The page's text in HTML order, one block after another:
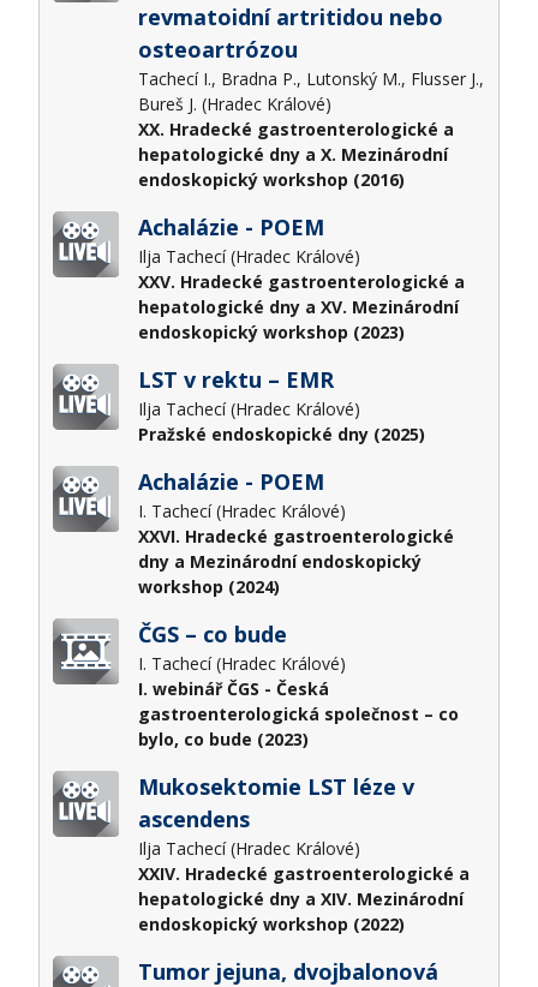
revmatoidní artritidou nebo
osteoartrózou
Tachecí I., Bradna P., Lutonský M., Flusser J.,
Bureš J. (Hradec Králové)
XX. Hradecké gastroenterologické a
hepatologické dny a X. Mezinárodní
endoskopický workshop (2016)
Achalázie - POEM
Ilja Tachecí (Hradec Králové)
XXV. Hradecké gastroenterologické a
hepatologické dny a XV. Mezinárodní
endoskopický workshop (2023)
LST v rektu – EMR
Ilja Tachecí (Hradec Králové)
Pražské endoskopické dny (2025)
Achalázie - POEM
I. Tachecí (Hradec Králové)
XXVI. Hradecké gastroenterologické
dny a Mezinárodní endoskopický
workshop (2024)
ČGS – co bude
I. Tachecí (Hradec Králové)
I. webinář ČGS - Česká
gastroenterologická společnost – co
bylo, co bude (2023)
Mukosektomie LST léze v
ascendens
Ilja Tachecí (Hradec Králové)
XXIV. Hradecké gastroenterologické a
hepatologické dny a XIV. Mezinárodní
endoskopický workshop (2022)
Tumor jejuna, dvojbalonová